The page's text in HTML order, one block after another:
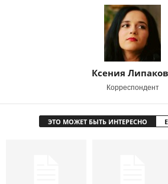
Ксения
Корреспондент
ЭТО МОЖЕТ БЫТЬ ИНТЕРЕСНО